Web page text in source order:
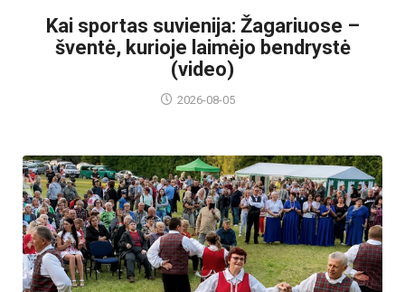
Kai sportas suvienija: Žagariuose –
šventė, kurioje laimėjo bendrystė
(video)
2026-08-05